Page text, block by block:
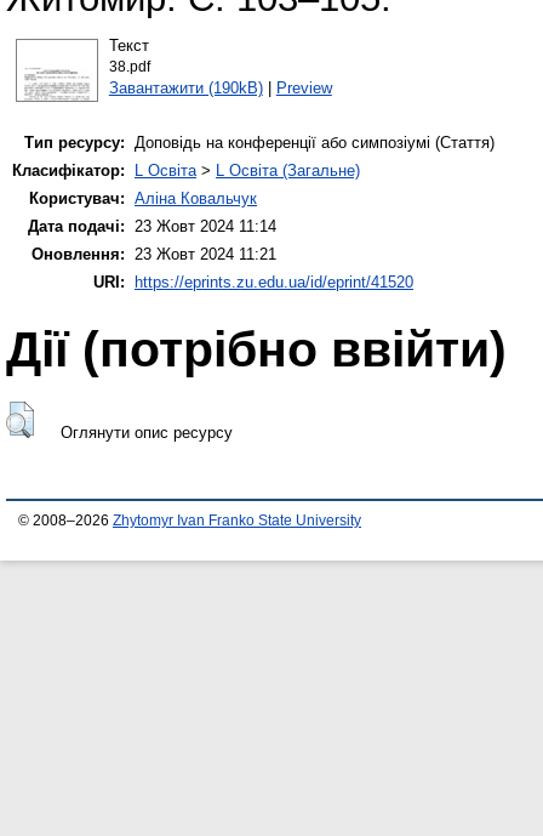
Текст
38.pdf
Завантажити (190kB)| Preview
Тип ресурсу: Доповідь на конференції або симпозіумі (Стаття)
Класифікатор:
L Освіта> L Освіта (Загальне)
Користувач: Аліна Ковальчук
Дата подачі: 23 Жовт 2024 11:14
Оновлення: 23 Жовт 2024 11:21
URI:
https://eprints.zu.edu.ua/id/eprint/41520
Дії ​​(потрібно ввійти)
Оглянути опис ресурсу
© 2008–2026 Zhytomyr Ivan Franko State University